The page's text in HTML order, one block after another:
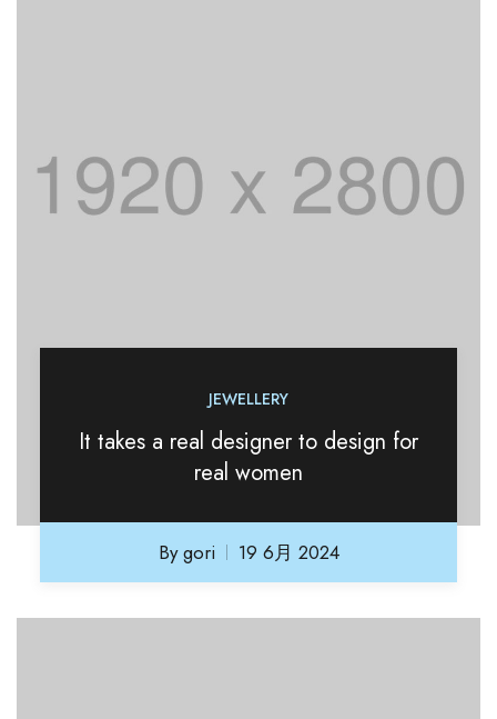
JEWELLERY
It takes a real designer to design for
real women
Bygori 19 6月 2024